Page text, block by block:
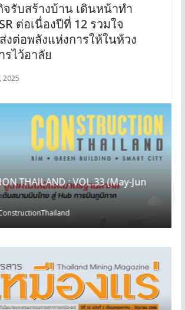
รับสร้างบ้าน เดินหน้าทำ
ต่อเนื่องปีที่ 12 รวมใจ
งต่อพลังแห่งการให้ในห้วง
รไว้อาลัย
2025
THAILAND : VOL.33 (May-Jun